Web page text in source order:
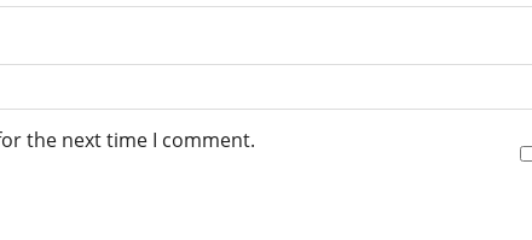
the next time I comment.